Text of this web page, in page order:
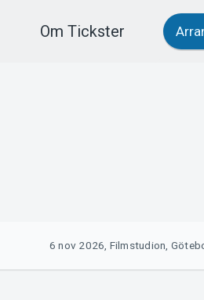
Om Tickster
6 nov 2026, Filmstudion,